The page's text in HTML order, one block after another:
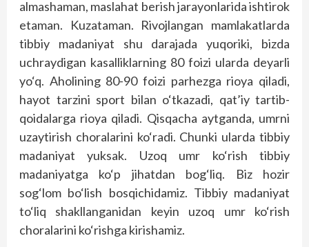
almashaman, maslahat berish jarayonlarida ishtirok
etaman. Kuzataman. Rivojlangan mamlakatlarda
tibbiy madaniyat shu darajada yuqoriki, bizda
uchraydigan kasalliklarning 80 foizi ularda deyarli
yo‘q. Aholining 80-90 foizi parhezga rioya qiladi,
hayot tarzini sport bilan o‘tkazadi, qat’iy tartib-
qoidalarga rioya qiladi. Qisqacha aytganda, umrni
uzaytirish choralarini ko‘radi. Chunki ularda tibbiy
madaniyat yuksak. Uzoq umr ko‘rish tibbiy
madaniyatga ko‘p jihatdan bog‘liq. Biz hozir
sog‘lom bo‘lish bosqichidamiz. Tibbiy madaniyat
to‘liq shakllanganidan ke­yin uzoq umr ko‘rish
choralarini ko‘rishga kirishamiz.